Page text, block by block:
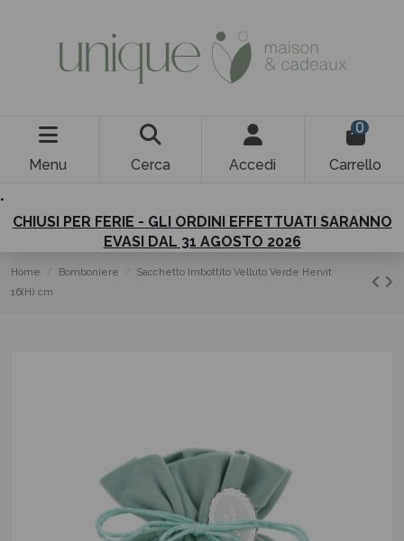
Menu Cerca Accedi
0
Carrello
.
CHIUSI PER FERIE - GLI ORDINI EFFETTUATI SARANNO
EVASI DAL 31 AGOSTO 2026
Home Bomboniere
Sacchetto Imbottito Velluto Verde Hervit
16(H) cm